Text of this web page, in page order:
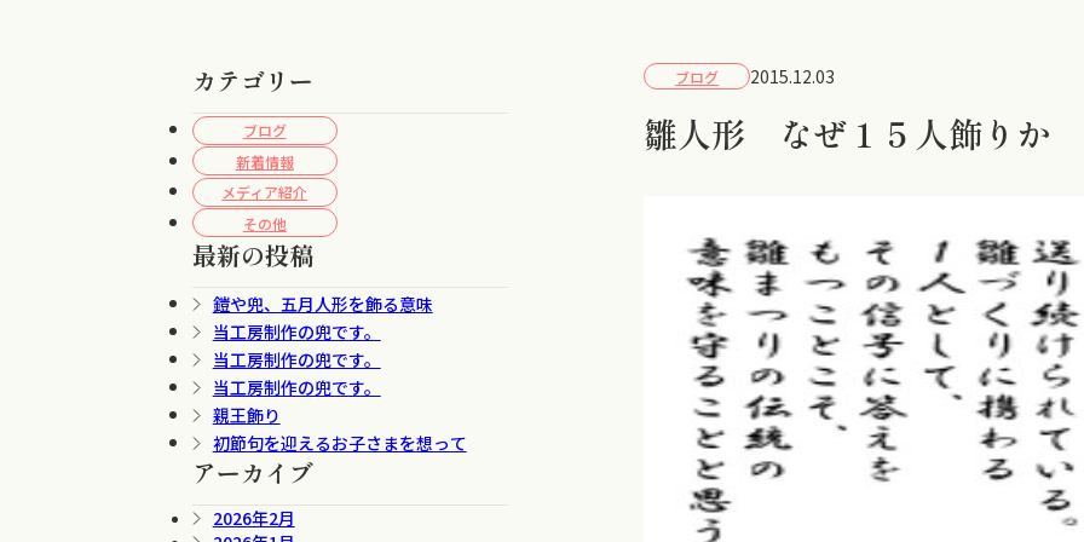
カテゴリー
ブログ
新着情報
メディア紹介
その他
最新の投稿
鎧や兜、五月人形を飾る意味
当工房制作の兜です。
当工房制作の兜です。
当工房制作の兜です。
親王飾り
初節句を迎えるお子さまを想って
アーカイブ
2026年2月
ブログ 2015.12.03
雛人形 なぜ１５人飾りか